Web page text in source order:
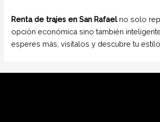
Renta de trajes en San Rafaelno solo
opción económica sino también
esperes más, visítalos y descubre tu